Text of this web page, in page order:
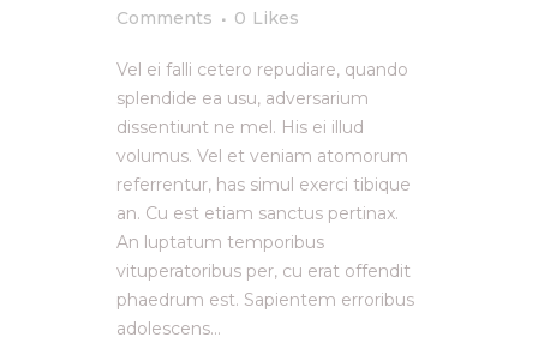
Comments
0 Likes
Vel ei falli cetero repudiare, quando
splendide ea usu, adversarium
dissentiunt ne mel. His ei illud
volumus. Vel et veniam atomorum
referrentur, has simul exerci tibique
an. Cu est etiam sanctus pertinax.
An luptatum temporibus
vituperatoribus per, cu erat offendit
phaedrum est. Sapientem erroribus
adolescens...